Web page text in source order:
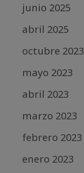
junio 2025
abril 2025
octubre 2023
mayo 2023
abril 2023
marzo 2023
febrero 2023
enero 2023